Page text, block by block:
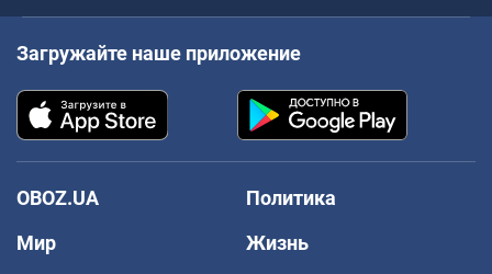
Загружайте наше приложение
OBOZ.UA
Политика
Мир
Жизнь